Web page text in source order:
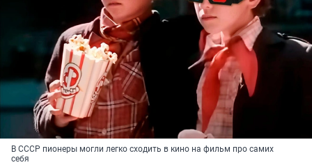
В СССР пионеры могли легко сходить в кино на фильм про самих
себя